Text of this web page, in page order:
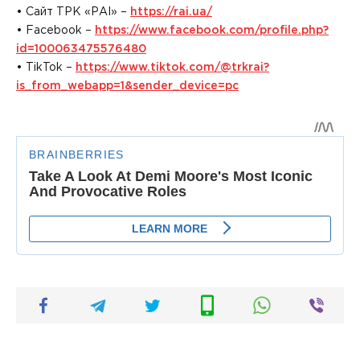
• Сайт ТРК «РАІ» – https://rai.ua/
• Facebook – https://www.facebook.com/profile.php?
id=100063475576480
• TikTok – https://www.tiktok.com/@trkrai?
is_from_webapp=1&sender_device=pc